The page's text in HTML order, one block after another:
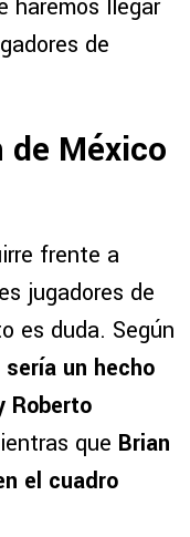
haremos llegar
de
de México
frente a
jugadores de
es duda. Según
sería un hecho
Roberto
que Brian
el cuadro